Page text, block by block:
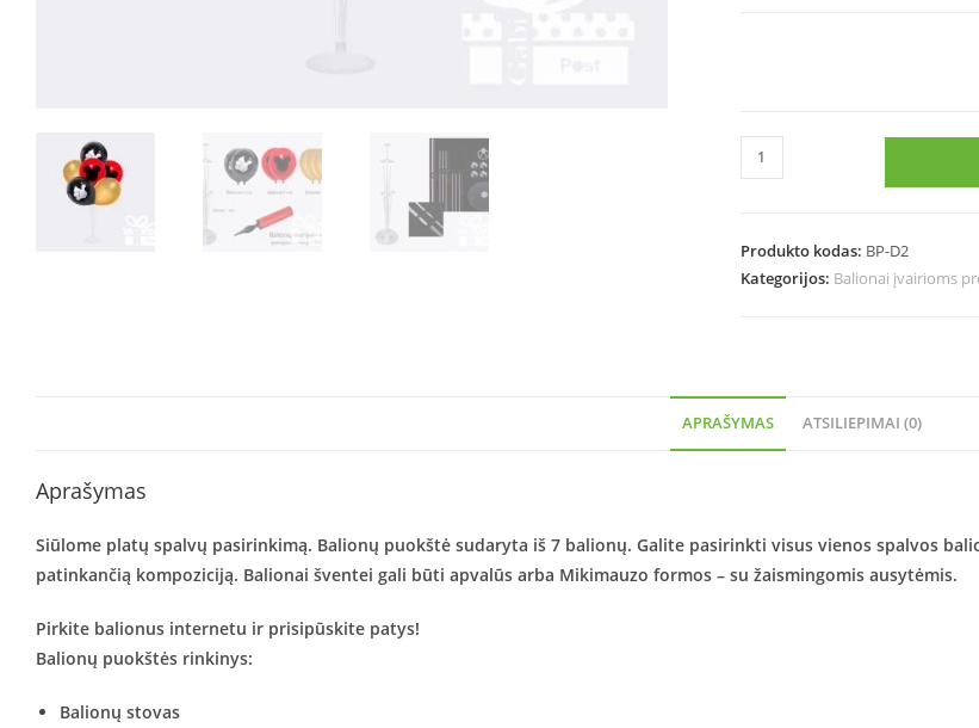
Produkto kodas: BP-D2
Kategorijos: Balionai įvairioms
APRAŠYMAS ATSILIEPIMAI (0)
Aprašymas
Siūlome platų spalvų pasirinkimą. Balionų puokštė sudaryta iš 7 balionų. Galite pasirinkti visus vienos spalvos
patinkančią kompoziciją. Balionai šventei gali būti apvalūs arba Mikimauzo formos – su žaismingomis ausytėmis.
Pirkite balionus internetu ir prisipūskite patys!
Balionų puokštės rinkinys:
Balionų stovas